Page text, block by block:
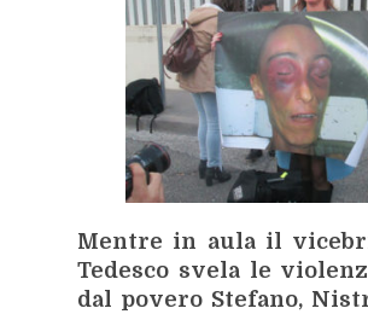
Men­tre in aula il
Te­de­sco sve­la le
dal po­ve­ro Ste­fa­no,